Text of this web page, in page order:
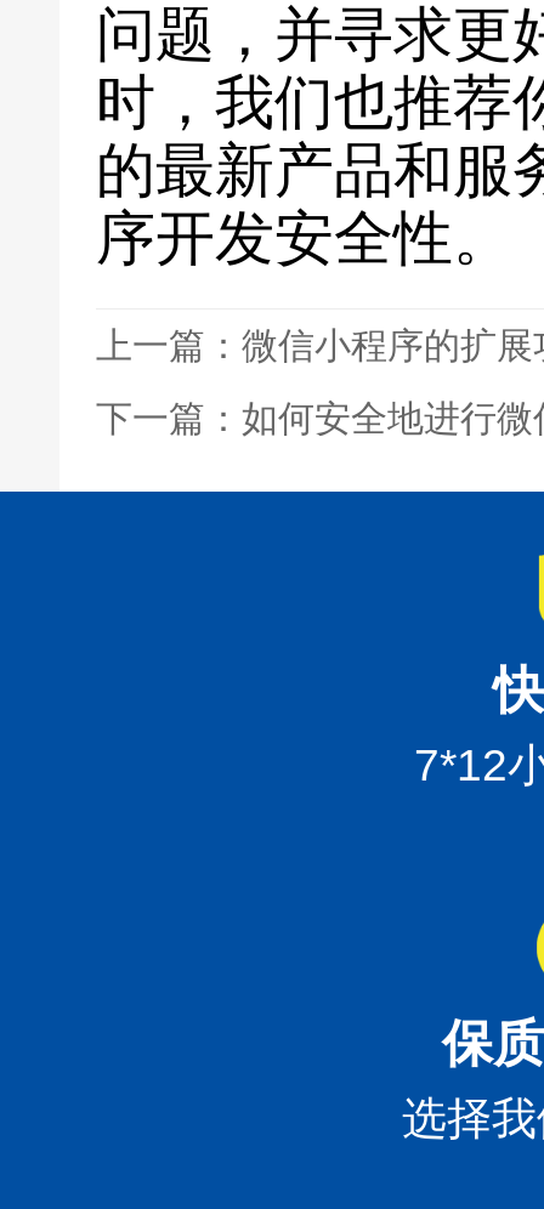
问题，并寻求更
时，我们也推荐
的最新产品和服
序开发安全性。
上一篇：微信小程序的扩
下一篇：如何安全地进行
7*12
保
选择